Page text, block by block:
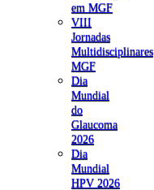
em MGF
VIII
Jornadas
Multidisciplinares
MGF
Dia
Mundial
do
Glaucoma
2026
Dia
Mundial
HPV 2026